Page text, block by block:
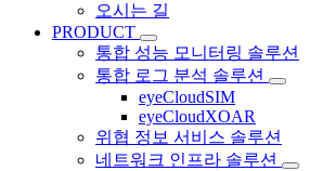
오시는 길
PRODUCT
통합 성능 모니터링 솔루션
통합 로그 분석 솔루션
eyeCloudSIM
eyeCloudXOAR
위협 정보 서비스 솔루션
네트워크 인프라 솔루션